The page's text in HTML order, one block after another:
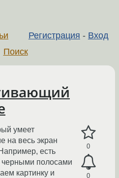
Регистрация - Вход
Поиск
0
0
умеет
на весь экран
есть
полосами
картинку и